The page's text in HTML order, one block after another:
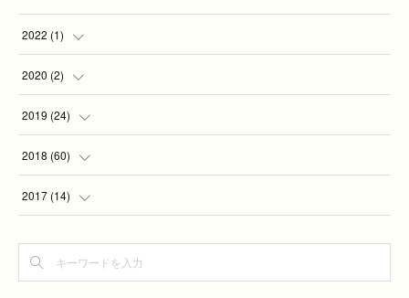
2022 (1)
( )
2020 (2)
(2
2019 (24)
(2
(7
(3
2018 (60)
(1
(
2017 (14)
(